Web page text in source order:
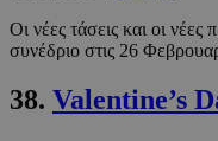
Οι νέες τάσεις και οι
συνέδριο στις 26
38. Valentine’s